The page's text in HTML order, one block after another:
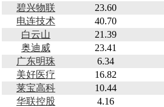
碧兴物联
23.60
电连技术
40.70
白云山
21.39
奥迪威
23.41
广东明珠
6.34
美好医疗
16.82
莱宝高科
10.44
华联控股
4.16